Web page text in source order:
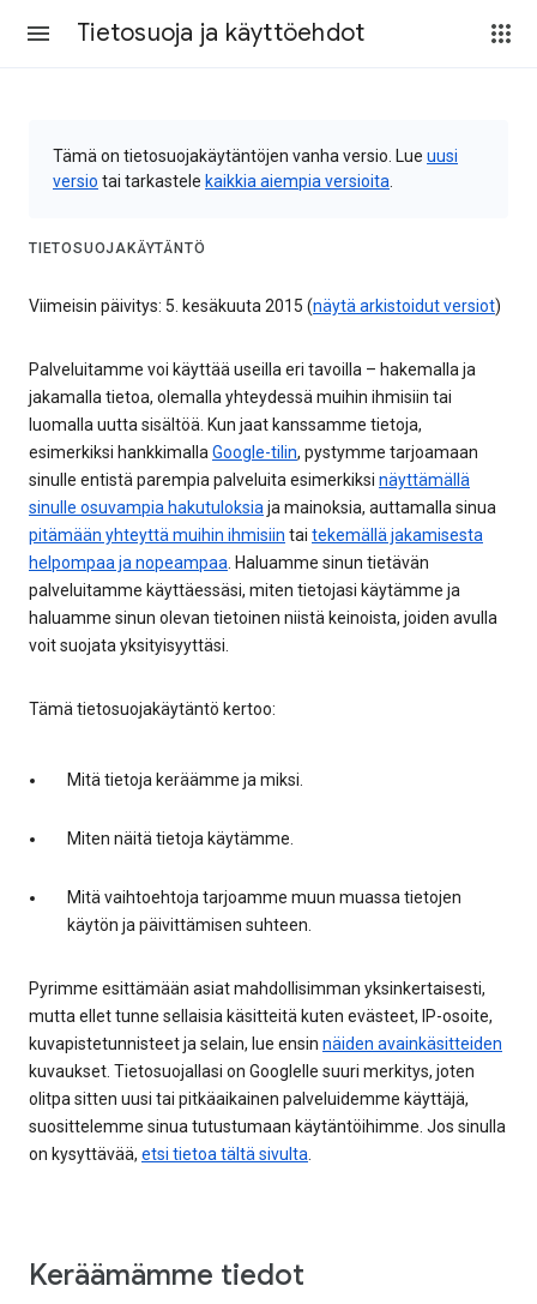
Tietosuoja ja käyttöehdot
Tämä on tietosuojakäytäntöjen vanha versio. Lue uusi
versio tai tarkastele kaikkia aiempia versioita
TIETOSUOJAKÄYTÄNTÖ
Viimeisin päivitys: 5. kesäkuuta 2015 (näytä arkistoidut versiot)
Palveluitamme voi käyttää useilla eri tavoilla – hakemalla ja
jakamalla tietoa, olemalla yhteydessä muihin ihmisiin tai
luomalla uutta sisältöä. Kun jaat kanssamme tietoja,
esimerkiksi hankkimallaGoogle-tilin, pystymme tarjoamaan
sinulle entistä parempia palveluita esimerkiksi näyttämällä
sinulle osuvampia hakutuloksiaja mainoksia, auttamalla sinua
pitämään yhteyttä muihin ihmisiin tai tekemällä jakamisesta
helpompaa ja nopeampaa. Haluamme sinun tietävän
palveluitamme käyttäessäsi, miten tietojasi käytämme ja
haluamme sinun olevan tietoinen niistä keinoista, joiden avulla
voit suojata yksityisyyttäsi.
Tämä tietosuojakäytäntö kertoo:
Mitä tietoja keräämme ja miksi.
Miten näitä tietoja käytämme.
Mitä vaihtoehtoja tarjoamme muun muassa tietojen
käytön ja päivittämisen suhteen.
Pyrimme esittämään asiat mahdollisimman yksinkertaisesti,
mutta ellet tunne sellaisia käsitteitä kuten evästeet, IP-osoite,
kuvapistetunnisteet ja selain, lue ensin näiden avainkäsitteiden
kuvaukset. Tietosuojallasi on Googlelle suuri merkitys, joten
olitpa sitten uusi tai pitkäaikainen palveluidemme käyttäjä,
suosittelemme sinua tutustumaan käytäntöihimme. Jos sinulla
on kysyttävää, etsi tietoa tältä sivulta.
Keräämämme tiedot